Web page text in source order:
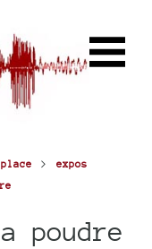
> expos
poudre